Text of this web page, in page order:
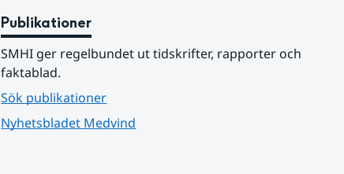
Publikationer
SMHI ger regelbundet ut tidskrifter, rapporter och
faktablad.
Sök publikationer
Nyhetsbladet Medvind